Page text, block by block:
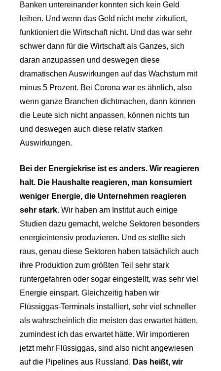
Banken untereinander konnten sich kein Geld
leihen. Und wenn das Geld nicht mehr zirkuliert,
funktioniert die Wirtschaft nicht. Und das war sehr
schwer dann für die Wirtschaft als Ganzes, sich
daran anzupassen und deswegen diese
dramatischen Auswirkungen auf das Wachstum mit
minus 5 Prozent. Bei Corona war es ähnlich, also
wenn ganze Branchen dichtmachen, dann können
die Leute sich nicht anpassen, können nichts tun
und deswegen auch diese relativ starken
Auswirkungen.
Bei der Energiekrise ist es anders. Wir reagieren
halt. Die Haushalte reagieren, man konsumiert
weniger Energie, die Unternehmen reagieren
sehr stark. Wir haben am Institut auch einige
Studien dazu gemacht, welche Sektoren besonders
energieintensiv produzieren. Und es stellte sich
raus, genau diese Sektoren haben tatsächlich auch
ihre Produktion zum größten Teil sehr stark
runtergefahren oder sogar eingestellt, was sehr viel
Energie einspart. Gleichzeitig haben wir
Flüssiggas-Terminals installiert, sehr viel schneller
als wahrscheinlich die meisten das erwartet hätten,
zumindest ich das erwartet hätte. Wir importieren
jetzt mehr Flüssiggas, sind also nicht angewiesen
auf die Pipelines aus Russland. Das heißt, wir